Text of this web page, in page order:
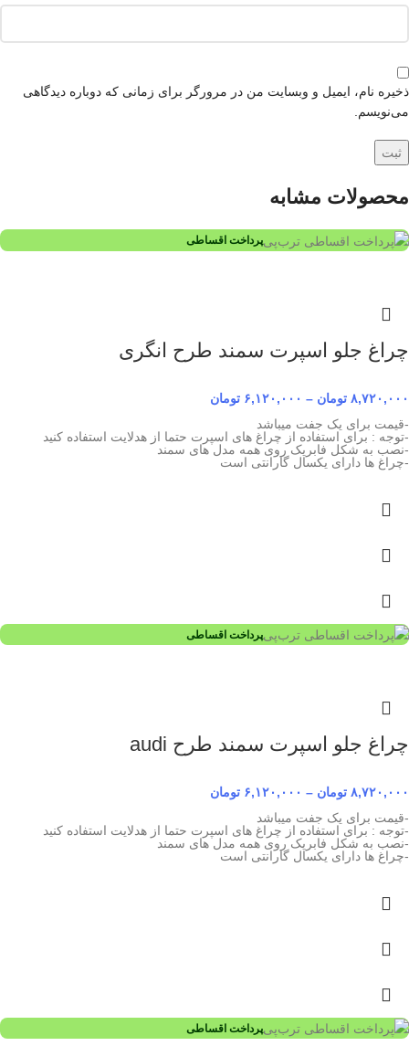
ذخیره نام، ایمیل و وبسایت من در مرورگر برای زمانی که دوباره دیدگاهی
می‌نویسم.
محصولات مشابه
پرداخت اقساطی
چراغ جلو اسپرت سمند طرح انگری
۸,۷۲۰,۰۰۰ تومان – ۶,۱۲۰,۰۰۰ تومان
-قیمت برای یک جفت میباشد
-توجه : برای استفاده از چراغ های اسپرت حتما از هدلایت استفاده کنید
-نصب به شکل فابریک روی همه مدل های سمند
-چراغ ها دارای یکسال گارانتی است
پرداخت اقساطی
چراغ جلو اسپرت سمند طرح audi
۸,۷۲۰,۰۰۰ تومان – ۶,۱۲۰,۰۰۰ تومان
-قیمت برای یک جفت میباشد
-توجه : برای استفاده از چراغ های اسپرت حتما از هدلایت استفاده کنید
-نصب به شکل فابریک روی همه مدل های سمند
-چراغ ها دارای یکسال گارانتی است
پرداخت اقساطی